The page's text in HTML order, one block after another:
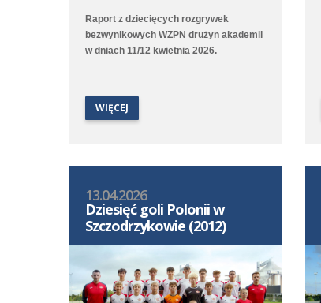
Raport z dziecięcych rozgrywek
bezwynikowych WZPN drużyn akademii
w dniach 11/12 kwietnia 2026.
WIĘCEJ
13.04.2026
Dziesięć goli Polonii w
Szczodrzykowie (2012)